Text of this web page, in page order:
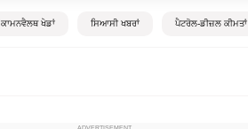
ਕਾਮਨਵੈਲਥ ਖੇਡਾਂ ਸਿਆਸੀ ਖਬਰਾਂ ਪੈਟਰੋਲ-ਡੀਜ਼ਲ ਕੀਮਤਾਂ